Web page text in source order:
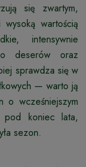
się zwartym,
wysoką wartością
intensywnie
deserów oraz
sprawdza się w
— warto ją
o wcześniejszym
pod koniec lata,
sezon.